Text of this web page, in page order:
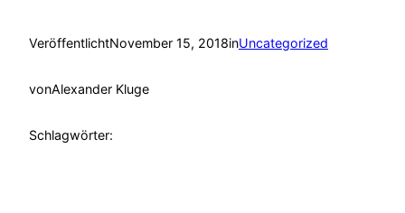
VeröffentlichtNovember 15, 2018inUncategorized
vonAlexander Kluge
Schlagwörter: